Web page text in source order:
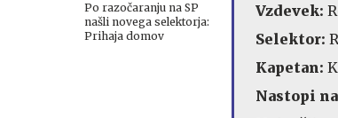
Po razočaranju na SP
našli novega selektorja:
Prihaja domov
Vzdevek:
Selektor:
Kapetan:
Nastopi na